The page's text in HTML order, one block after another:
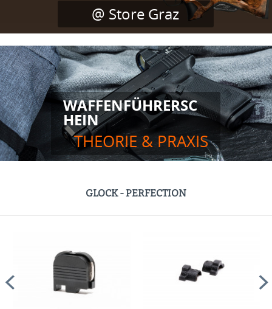
WAFFENFÜHRERSC
HEIN
THEORIE & PRAXIS
@ Store Graz
GLOCK - PERFECTION